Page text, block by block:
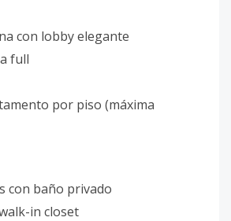
con lobby elegante
full
por piso (máxima
con baño privado
in closet